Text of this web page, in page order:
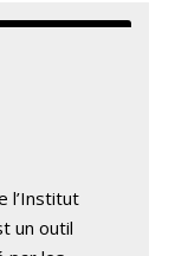
l’Institut
un outil